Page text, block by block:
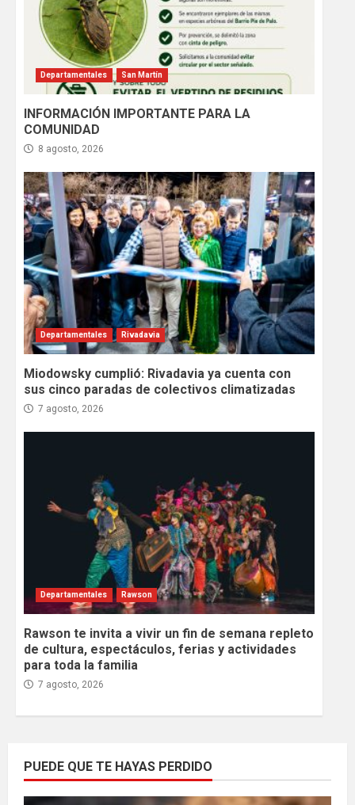
Departamentales San Martín
INFORMACIÓN IMPORTANTE PARA LA
COMUNIDAD
8 agosto, 2026
Departamentales Rivadavia
Miodowsky cumplió: Rivadavia ya cuenta con
sus cinco paradas de colectivos climatizadas
7 agosto, 2026
Departamentales Rawson
Rawson te invita a vivir un fin de semana repleto
de cultura, espectáculos, ferias y actividades
para toda la familia
7 agosto, 2026
PUEDE QUE TE HAYAS PERDIDO